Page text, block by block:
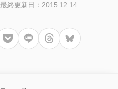
最終更新日：2015.12.14